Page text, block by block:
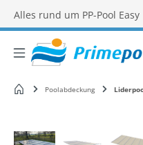
Alles rund um PP-Pool Easy
Startseite Poolabdeckung